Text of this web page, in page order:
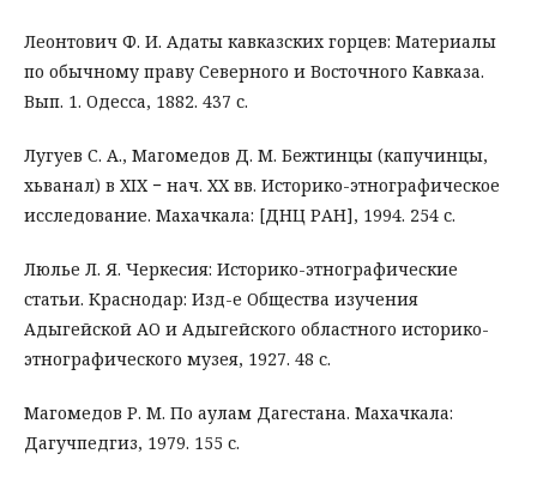
Леонтович Ф. И. Адаты кавказских горцев: Материалы
по обычному праву Северного и Восточного Кавказа.
Вып. 1. Одесса, 1882. 437 с.
Лугуев С. А., Магомедов Д. М. Бежтинцы (капучинцы,
хьванал) в XIX − нач. ХХ вв. Историко-этнографическое
исследование. Махачкала: [ДНЦ РАН], 1994. 254 с.
Люлье Л. Я. Черкесия: Историко-этнографические
статьи. Краснодар: Изд-е Общества изучения
Адыгейской АО и Адыгейского областного историко-
этнографического музея, 1927. 48 с.
Магомедов Р. М. По аулам Дагестана. Махачкала:
Дагучпедгиз, 1979. 155 с.